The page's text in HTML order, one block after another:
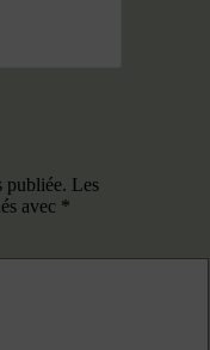
publiée. Les
avec *